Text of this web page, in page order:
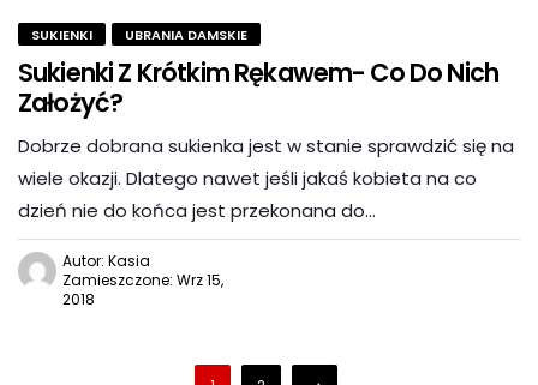
SUKIENKI UBRANIA DAMSKIE
Sukienki Z Krótkim Rękawem- Co Do Nich
Założyć?
Dobrze dobrana sukienka jest w stanie sprawdzić się na
wiele okazji. Dlatego nawet jeśli jakaś kobieta na co
dzień nie do końca jest przekonana do…
Autor: Kasia
Zamieszczone: Wrz 15,
2018